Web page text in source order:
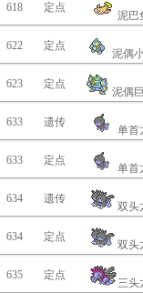
618 定点
泥巴
622 定点
泥偶
623 定点
泥偶
633 遗传
单首
633 定点
单首
634 遗传
双头
634 定点
双头
635 定点
三头